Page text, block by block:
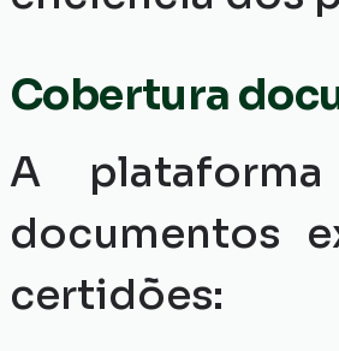
Cobertura
A
documentos
certidões: